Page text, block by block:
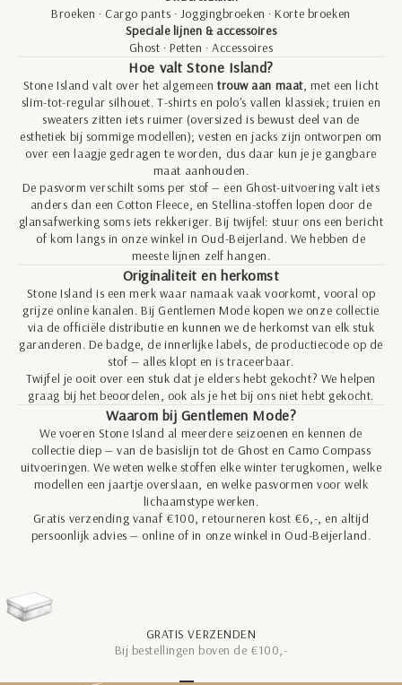
Broeken · Cargo pants · Joggingbroeken ·Korte broeken
Speciale lijnen & accessoires
Ghost ·Petten ·Accessoires
Hoe valt Stone Island?
Stone Island valt over het algemeen trouw aan maat, met een licht
slim-tot-regular silhouet. T-shirts en polo's vallen klassiek; truien en
sweaters zitten iets ruimer (oversized is bewust deel van de
esthetiek bij sommige modellen); vesten en jacks zijn ontworpen om
over een laagje gedragen te worden, dus daar kun je je gangbare
maat aanhouden.
De pasvorm verschilt soms per stof — een Ghost-uitvoering valt iets
anders dan een Cotton Fleece, en Stellina-stoffen lopen door de
glansafwerking soms iets rekkeriger. Bij twijfel: stuur ons een bericht
of kom langs in onze winkel in Oud-Beijerland. We hebben de
meeste lijnen zelf hangen.
Originaliteit en herkomst
Stone Island is een merk waar namaak vaak voorkomt, vooral op
grijze online kanalen. Bij Gentlemen Mode kopen we onze collectie
via de officiële distributie en kunnen we de herkomst van elk stuk
garanderen. De badge, de innerlijke labels, de productiecode op de
stof — alles klopt en is traceerbaar.
Twijfel je ooit over een stuk dat je elders hebt gekocht? We helpen
graag bij het beoordelen, ook als je het bij ons niet hebt gekocht.
Waarom bij Gentlemen Mode?
We voeren Stone Island al meerdere seizoenen en kennen de
collectie diep — van de basislijn tot de Ghost en Camo Compass
uitvoeringen. We weten welke stoffen elke winter terugkomen, welke
modellen een jaartje overslaan, en welke pasvormen voor welk
lichaamstype werken.
Gratis verzending vanaf €100, retourneren kost €6,-, en altijd
persoonlijk advies — online of in onze winkel in Oud-Beijerland.
GRATIS VERZENDEN
Bij bestellingen boven de €100,-